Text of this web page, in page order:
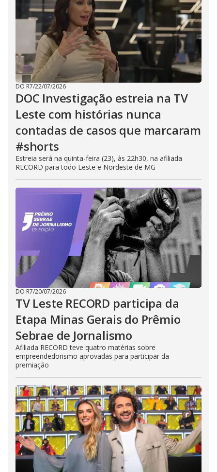
DO R7/22/07/2026
DOC Investigação estreia na TV
Leste com histórias nunca
contadas de casos que marcaram
#shorts
Estreia será na quinta-feira (23), às 22h30, na afiliada
RECORD para todo Leste e Nordeste de MG
DO R7/20/07/2026
TV Leste RECORD participa da
Etapa Minas Gerais do Prêmio
Sebrae de Jornalismo
Afiliada RECORD teve quatro matérias sobre
empreendedorismo aprovadas para participar da
premiação